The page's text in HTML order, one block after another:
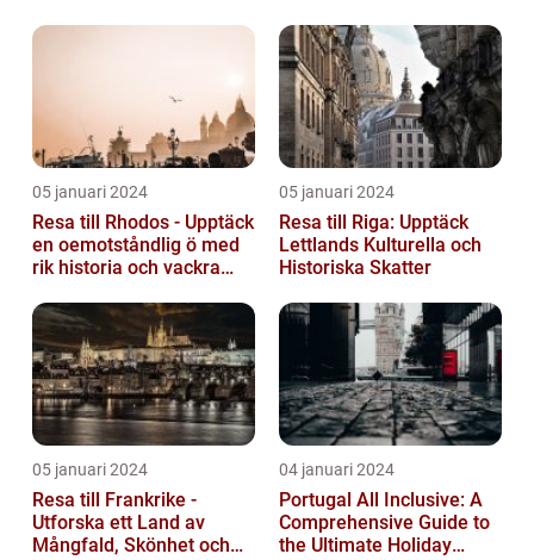
05 januari 2024
Resa till Rhodos - Upptäck
en oemotståndlig ö med
rik historia och vackra
05 januari 2024
Resa till Riga: Upptäck
Lettlands Kulturella och
Historiska Skatter
05 januari 2024
Resa till Frankrike -
Utforska ett Land av
Mångfald, Skönhet och
04 januari 2024
Portugal All Inclusive: A
Comprehensive Guide to
the Ultimate Holiday